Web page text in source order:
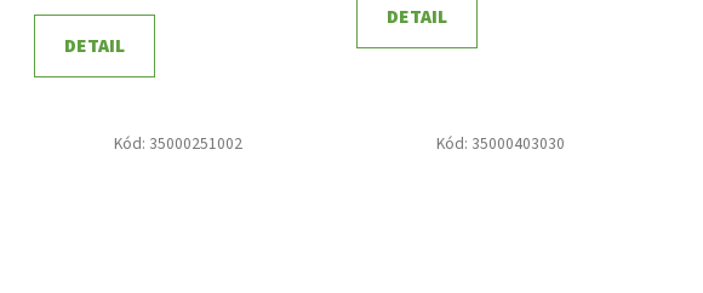
DETAIL
DETAIL
Kód: 35000251002 Kód: 35000403030